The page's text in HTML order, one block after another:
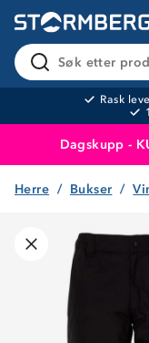
Søk etter
Rask
Dagskupp -
Herre Bukser